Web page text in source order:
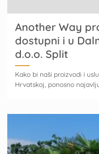
Another Way
dostupni i u
d.o.o. Split
Kako bi naši proizvodi i
Hrvatskoj, ponosno